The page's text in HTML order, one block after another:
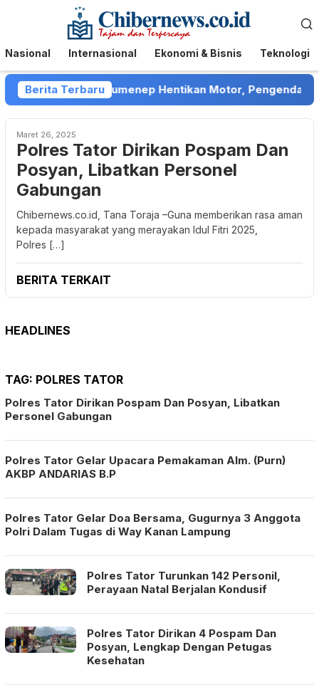
Menu
Mobile
Nasional Internasional Ekonomi & Bisnis Teknologi
Berita Terbaru
Collector di Sumenep Hentikan Motor, Pengendara
Maret 26, 2025
Polres Tator Dirikan Pospam Dan
Posyan, Libatkan Personel
Gabungan
Chibernews.co.id, Tana Toraja –Guna memberikan rasa aman
kepada masyarakat yang merayakan Idul Fitri 2025,
Polres […]
BERITA TERKAIT
HEADLINES
TAG: POLRES TATOR
Polres Tator Dirikan Pospam Dan Posyan, Libatkan
Personel Gabungan
Polres Tator Gelar Upacara Pemakaman Alm. (Purn)
AKBP ANDARIAS B.P
Polres Tator Gelar Doa Bersama, Gugurnya 3 Anggota
Polri Dalam Tugas di Way Kanan Lampung
Polres Tator Turunkan 142 Personil,
Perayaan Natal Berjalan Kondusif
Polres Tator Dirikan 4 Pospam Dan
Posyan, Lengkap Dengan Petugas
Kesehatan